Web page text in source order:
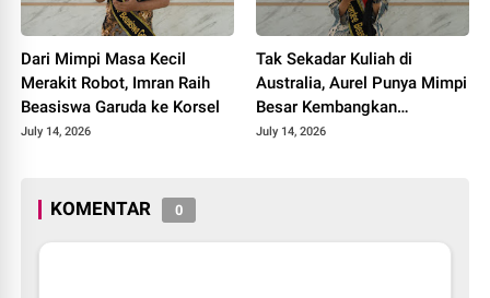
Dari Mimpi Masa Kecil
Merakit Robot, Imran Raih
Beasiswa Garuda ke Korsel
July 14, 2026
Tak Sekadar Kuliah di
Australia, Aurel Punya Mimpi
Besar Kembangkan
Pengobatan Kanker untuk
July 14, 2026
KOMENTAR 0